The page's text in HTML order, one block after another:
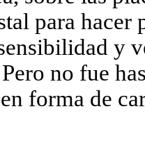
para hacer
y
no fue
forma de